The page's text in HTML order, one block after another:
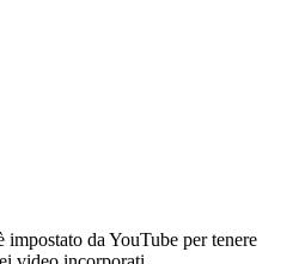
impostato da YouTube per tenere